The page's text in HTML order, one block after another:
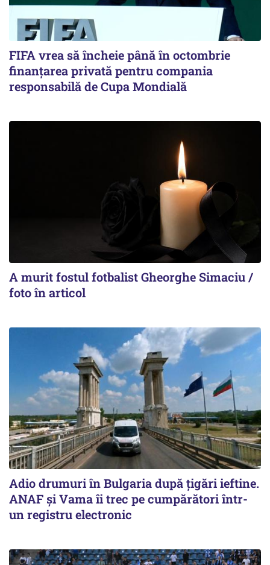
FIFA vrea să încheie până în octombrie
finanțarea privată pentru compania
responsabilă de Cupa Mondială
A murit fostul fotbalist Gheorghe Simaciu /
foto în articol
Adio drumuri în Bulgaria după țigări ieftine.
ANAF și Vama îi trec pe cumpărători într-
un registru electronic